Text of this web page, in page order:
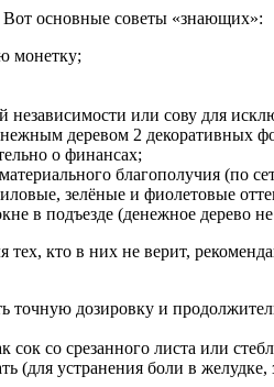
Вот основные советы «знающих»:
монетку;
независимости или сову для
деревом 2 декоративных
о финансах;
благополучия (по
зелёные и фиолетовые
в подъезде (денежное дерево
кто в них не верит,
точную дозировку и
сок со срезанного листа или
(для устранения боли в